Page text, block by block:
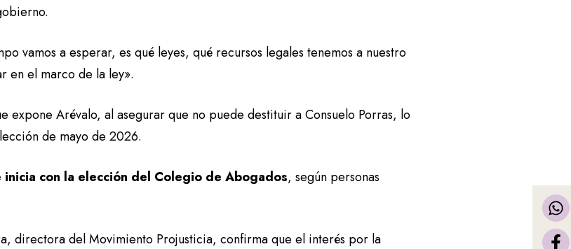
vamos a esperar, es qué leyes, qué recursos legales tenemos a nuestro
en el marco de la ley».
expone Arévalo, al asegurar que no puede destituir a Consuelo Porras, lo
de mayo de 2026.
inicia con la elección del Colegio de Abogados, según personas
directora del Movimiento Projusticia, confirma que el interés por la